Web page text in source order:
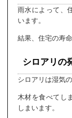
雨水によって、
います。
結果、住宅の寿
シロアリの
シロアリは湿気
木材を食べてし
しまいます。